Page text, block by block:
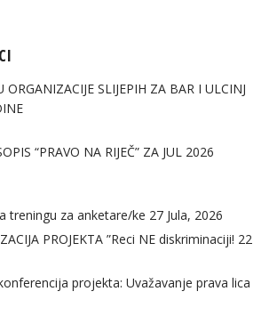
ORGANIZACIJE SLIJEPIH ZA BAR I ULCINJ
“PRAVO NA RIJEČ” ZA JUL 2026
treningu za anketare/ke 27 Jula, 2026
PROJEKTA ”Reci NE diskriminaciji! 22
projekta: Uvažavanje prava lica